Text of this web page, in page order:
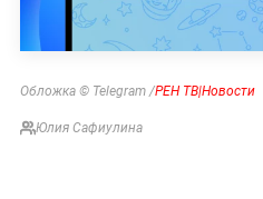
Обложка © Telegram /РЕН ТВ|Новости
Юлия Сафиулина